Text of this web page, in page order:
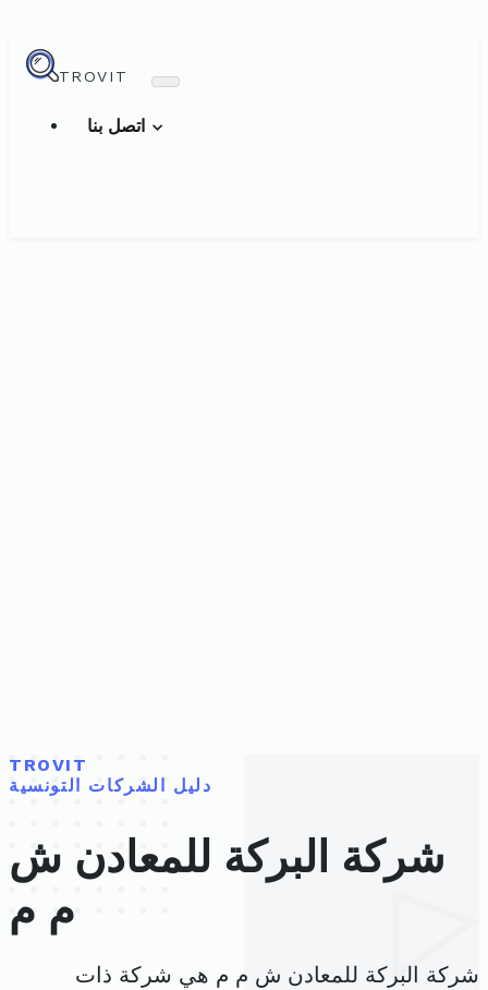
TROVIT
TROVIT
دليل الشركات التونسية
شركة البركة للمعادن ش
م م
شركة البركة للمعادن ش م م هي شركة ذات